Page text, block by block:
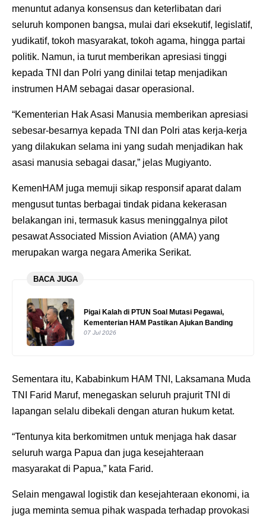
menuntut adanya konsensus dan keterlibatan dari
seluruh komponen bangsa, mulai dari eksekutif, legislatif,
yudikatif, tokoh masyarakat, tokoh agama, hingga partai
politik. Namun, ia turut memberikan apresiasi tinggi
kepada TNI dan Polri yang dinilai tetap menjadikan
instrumen HAM sebagai dasar operasional.
“Kementerian Hak Asasi Manusia memberikan apresiasi
sebesar-besarnya kepada TNI dan Polri atas kerja-kerja
yang dilakukan selama ini yang sudah menjadikan hak
asasi manusia sebagai dasar,” jelas Mugiyanto.
KemenHAM juga memuji sikap responsif aparat dalam
mengusut tuntas berbagai tindak pidana kekerasan
belakangan ini, termasuk kasus meninggalnya pilot
pesawat Associated Mission Aviation (AMA) yang
merupakan warga negara Amerika Serikat.
BACA JUGA
Pigai Kalah di PTUN Soal Mutasi Pegawai,
Kementerian HAM Pastikan Ajukan Banding
07 Jul 2026
Sementara itu, Kababinkum HAM TNI, Laksamana Muda
TNI Farid Maruf, menegaskan seluruh prajurit TNI di
lapangan selalu dibekali dengan aturan hukum ketat.
“Tentunya kita berkomitmen untuk menjaga hak dasar
seluruh warga Papua dan juga kesejahteraan
masyarakat di Papua,” kata Farid.
Selain mengawal logistik dan kesejahteraan ekonomi, ia
juga meminta semua pihak waspada terhadap provokasi